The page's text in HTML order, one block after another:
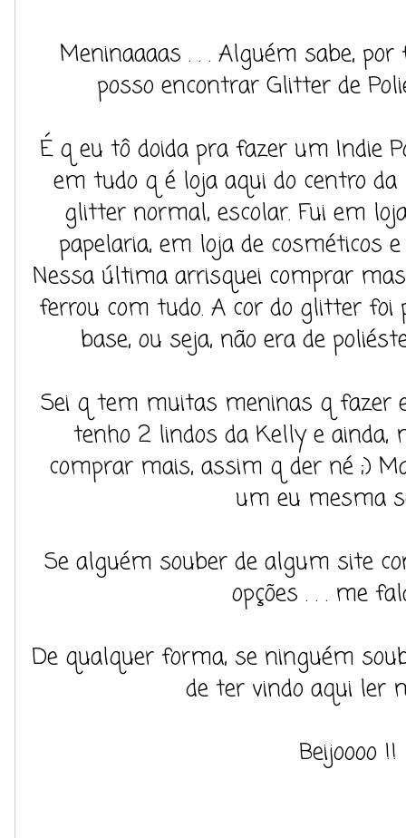
Meninaaaas . . . Alguém sabe,
posso encontrar Glitter de
É q eu tô doida pra fazer um Indie
em tudo q é loja aqui do centro da
glitter normal, escolar. Fui em
papelaria, em loja de cosméticos
Nessa última arrisquei comprar
ferrou com tudo. A cor do glitter foi
base, ou seja, não era de
Sei q tem muitas meninas q fazer
tenho 2 lindos da Kelly e ainda,
comprar mais, assim q der né ;)
um eu mesma
Se alguém souber de algum site
opções . . . me
De qualquer forma, se ninguém
de ter vindo aqui ler
Beijoooo !!